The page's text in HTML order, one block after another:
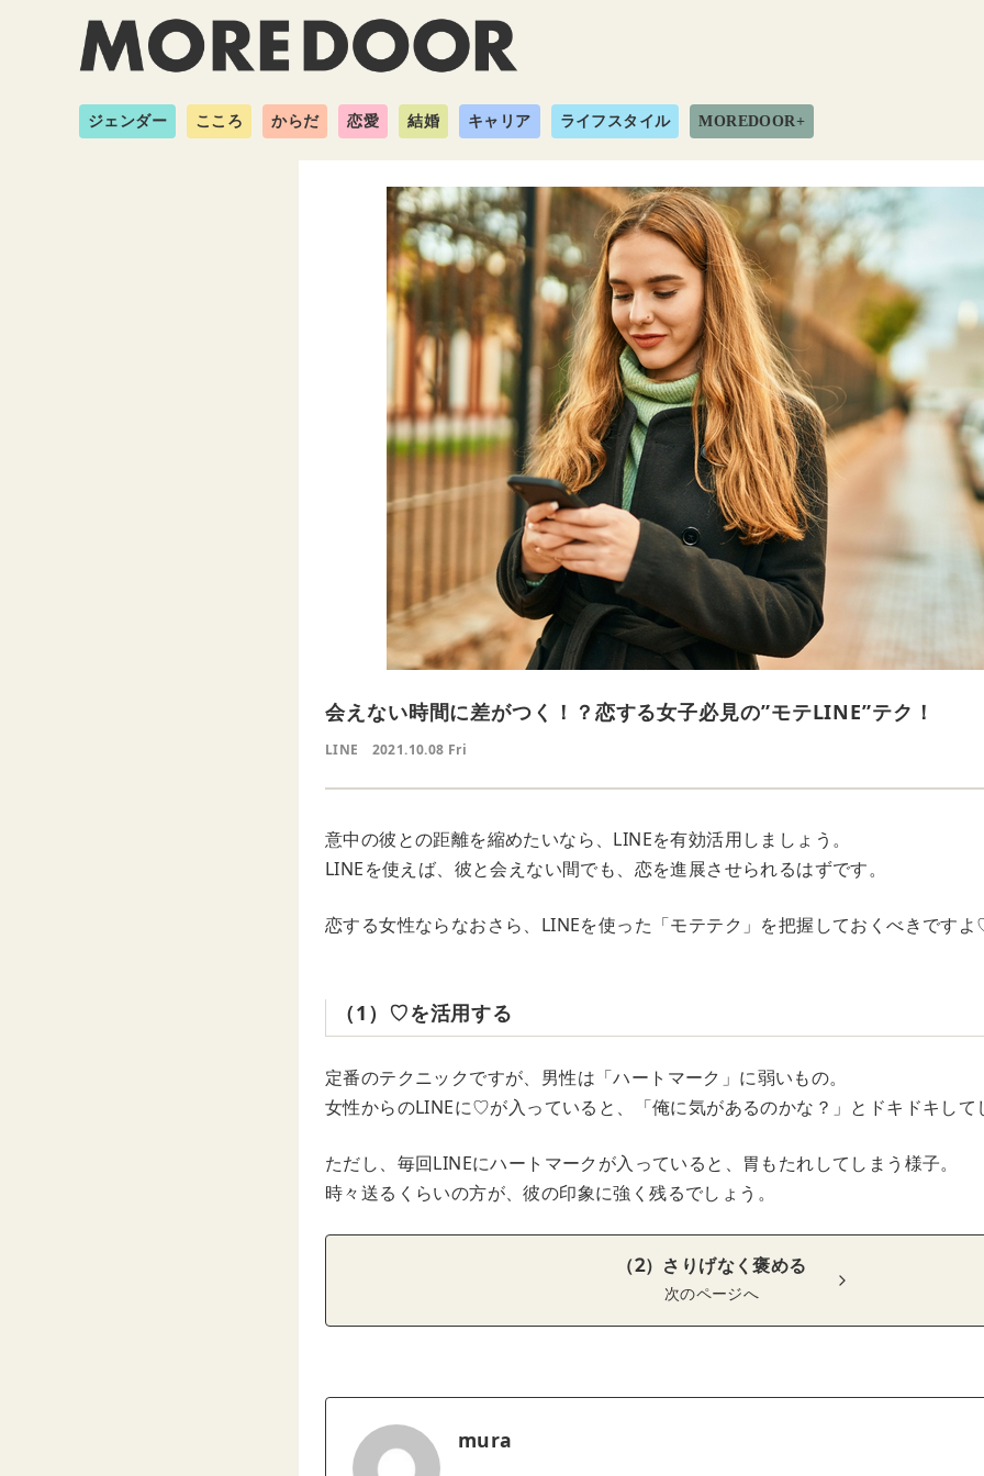
ジェンダー こころ からだ 恋愛 結婚 キャリア ライフスタイル MOREDOOR+
会えない時間に差がつく！？恋する女子必見の”モテLINE”テク！
LINE 2021.10.08 Fri
意中の彼との距離を縮めたいなら、LINEを有効活用しましょう。
LINEを使えば、彼と会えない間でも、恋を進展させられるはずです。
恋する女性ならなおさら、LINEを使った「モテテク」を把握しておくべきです
（1）♡を活用する
定番のテクニックですが、男性は「ハートマーク」に弱いもの。
女性からのLINEに♡が入っていると、「俺に気があるのかな？」とドキドキして
ただし、毎回LINEにハートマークが入っていると、胃もたれしてしまう様子。
時々送るくらいの方が、彼の印象に強く残るでしょう。
（2）さりげなく褒める
次のページへ
mura